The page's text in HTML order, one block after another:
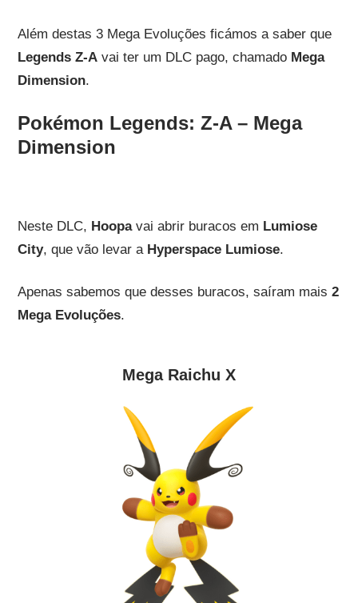
Além destas 3 Mega Evoluções ficámos a saber que
Legends Z-Avai ter um DLC pago, chamado Mega
Dimension.
Pokémon Legends: Z-A – Mega
Dimension
Neste DLC, Hoopa vai abrir buracos em Lumiose
City, que vão levar a Hyperspace Lumiose.
Apenas sabemos que desses buracos, saíram mais 2
Mega Evoluções.
Mega Raichu X